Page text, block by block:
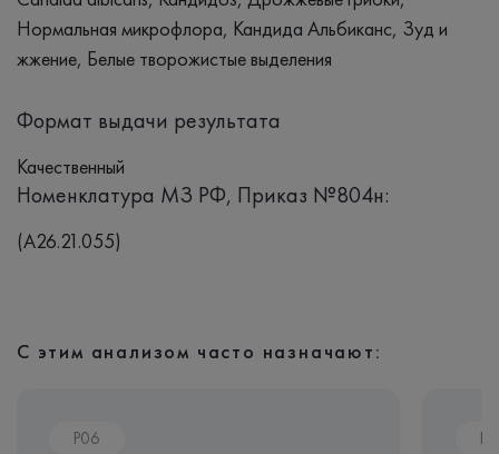
Нормальная микрофлора, Кандида Альбиканс, Зуд и
жжение, Белые творожистые выделения
Формат выдачи результата
Качественный
Номенклатура МЗ РФ, Приказ №804н:
(A26.21.055)
С этим анализом часто назначают:
P06